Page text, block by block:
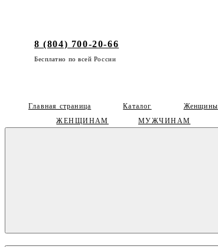
8 (804) 700-20-66
Бесплатно по всей России
ЖЕНЩИНАМ МУЖЧИНАМ
Главная страница Каталог Женщины